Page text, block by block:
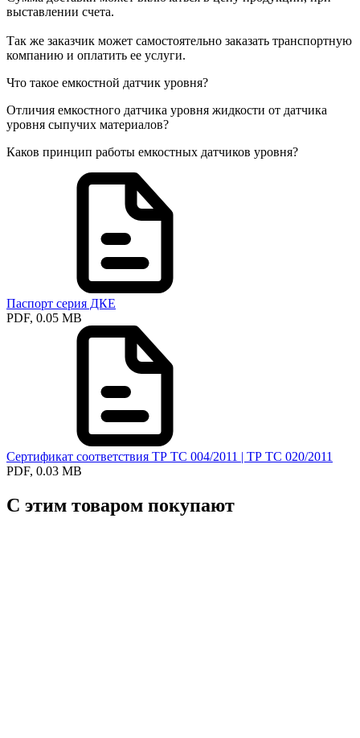
выставлении счета.
Так же заказчик может самостоятельно заказать транспортную
компанию и оплатить ее услуги.
Что такое емкостной датчик уровня?
Отличия емкостного датчика уровня жидкости от датчика
уровня сыпучих материалов?
Каков принцип работы емкостных датчиков уровня?
Паспорт серия ДКЕ
PDF, 0.05 MB
Сертификат соответствия ТР ТС 004/2011 | ТР ТС 020/2011
PDF, 0.03 MB
С этим товаром покупают